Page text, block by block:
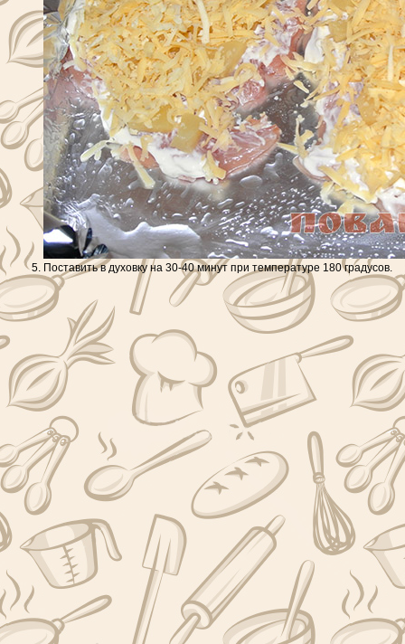
Поставить в духовку на 30-40 минут при температуре 180 градусов.